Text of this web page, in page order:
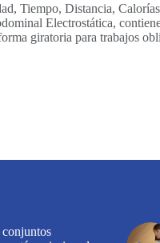
Tiempo, Distancia,
Electrostática,
giratoria para